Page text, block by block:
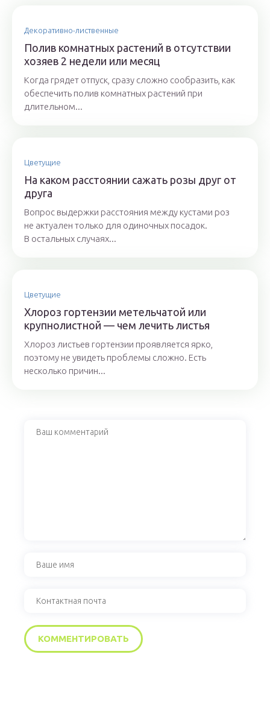
Декоративно-лиственные
Полив комнатных растений в отсутствии
хозяев 2 недели или месяц
Когда грядет отпуск, сразу сложно сообразить, как
обеспечить полив комнатных растений при
длительном...
Цветущие
На каком расстоянии сажать розы друг от
друга
Вопрос выдержки расстояния между кустами роз
не актуален только для одиночных посадок.
В остальных случаях...
Цветущие
Хлороз гортензии метельчатой или
крупнолистной — чем лечить листья
Хлороз листьев гортензии проявляется ярко,
поэтому не увидеть проблемы сложно. Есть
несколько причин...